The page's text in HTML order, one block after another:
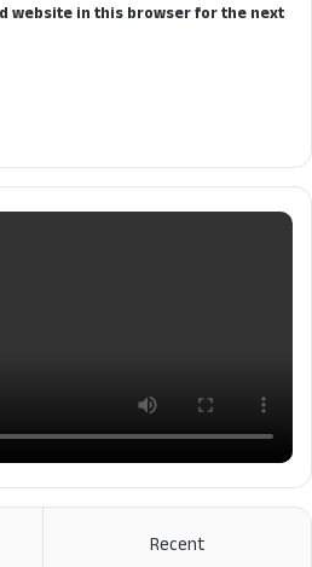
website in this browser for the next
Recent